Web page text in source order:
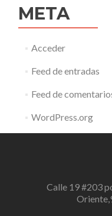
META
Acceder
Feed de entradas
Feed de
WordPress.org
Calle 19 #203